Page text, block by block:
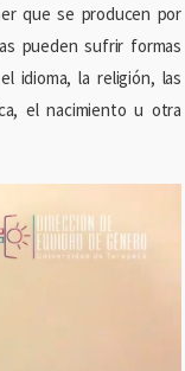
que se producen por
pueden sufrir formas
idioma, la religión, las
el nacimiento u otra